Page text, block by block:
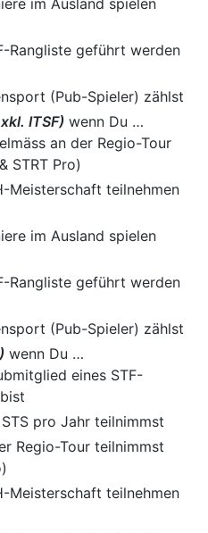
im Ausland spielen
Rangliste geführt werden
(Pub-Spieler) zählst
ITSF) wenn Du …
an der Regio-Tour
STRT Pro)
Meisterschaft teilnehmen
im Ausland spielen
Rangliste geführt werden
(Pub-Spieler) zählst
wenn Du …
eines STF-
pro Jahr teilnimmst
Regio-Tour teilnimmst
Meisterschaft teilnehmen